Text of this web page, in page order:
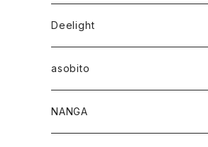
Deelight
asobito
NANGA